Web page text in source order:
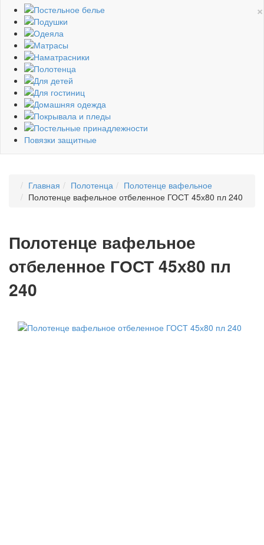
×
Постельное белье
Подушки
Одеяла
Матрасы
Наматрасники
Полотенца
Для детей
Для гостиниц
Домашняя одежда
Покрывала и пледы
Постельные принадлежности
Повязки защитные
Главная Полотенца
Полотенце вафельное
Полотенце вафельное отбеленное ГОСТ 45х80 пл 240
Полотенце вафельное
отбеленное ГОСТ 45х80 пл
240